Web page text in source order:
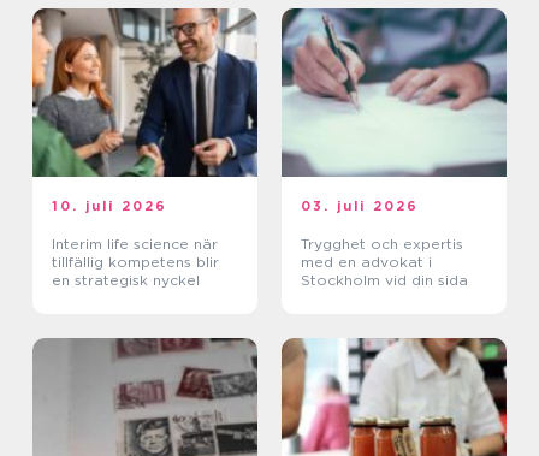
10. juli 2026
Interim life science när
tillfällig kompetens blir
en strategisk nyckel
03. juli 2026
Trygghet och expertis
med en advokat i
Stockholm vid din sida